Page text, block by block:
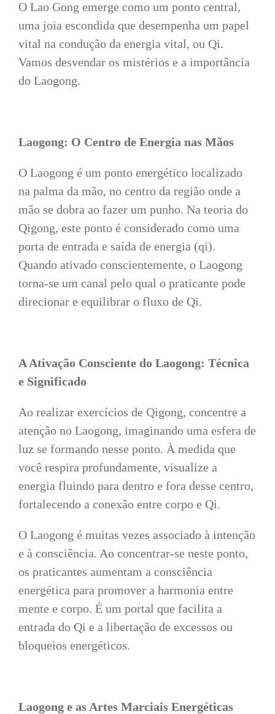
O Lao Gong emerge como um ponto central,
uma joia escondida que desempenha um papel
vital na condução da energia vital, ou Qi.
Vamos desvendar os mistérios e a importância
do Laogong.
Laogong: O Centro de Energia nas Mãos
O Laogong é um ponto energético localizado
na palma da mão, no centro da região onde a
mão se dobra ao fazer um punho. Na teoria do
Qigong, este ponto é considerado como uma
porta de entrada e saída de energia (qi).
Quando ativado conscientemente, o Laogong
torna-se um canal pelo qual o praticante pode
direcionar e equilibrar o fluxo de Qi.
A Ativação Consciente do Laogong: Técnica
e Significado
Ao realizar exercícios de Qigong, concentre a
atenção no Laogong, imaginando uma esfera de
luz se formando nesse ponto. À medida que
você respira profundamente, visualize a
energia fluindo para dentro e fora desse centro,
fortalecendo a conexão entre corpo e Qi.
O Laogong é muitas vezes associado à intenção
e à consciência. Ao concentrar-se neste ponto,
os praticantes aumentam a consciência
energética para promover a harmonia entre
mente e corpo. É um portal que facilita a
entrada do Qi e a libertação de excessos ou
bloqueios energéticos.
Laogong e as Artes Marciais Energéticas